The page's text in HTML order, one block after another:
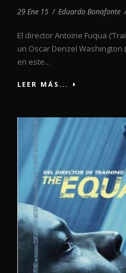
29 Ene 15 / Eduardo Bonafonte /
El director Antoine Fuqua
un Oscar Denzel Washington
en este...
LEER MÁS...